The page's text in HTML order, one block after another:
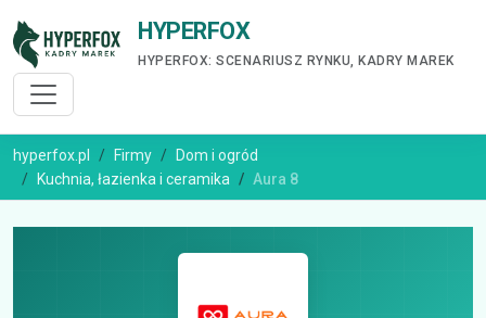
HYPERFOX
HYPERFOX: SCENARIUSZ RYNKU, KADRY MAREK
hyperfox.pl Firmy
Dom i ogród
Kuchnia, łazienka i ceramika
Aura 8